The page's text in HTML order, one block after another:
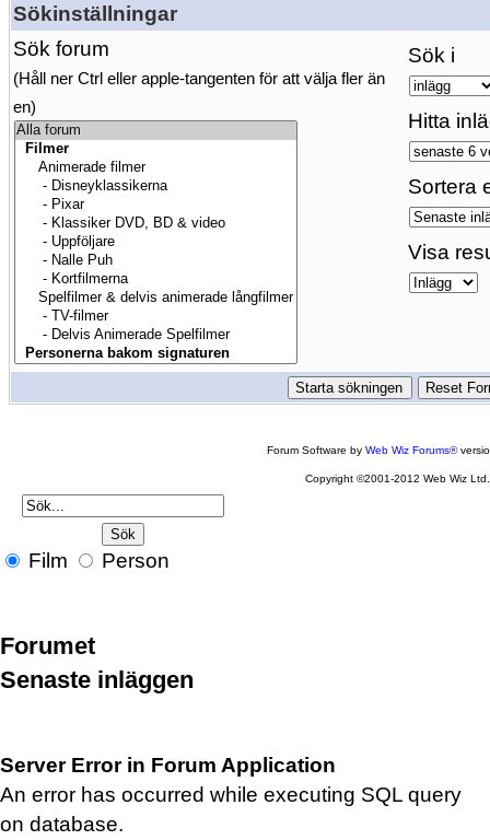
Sökinställningar
Sök forum
(Håll ner Ctrl eller apple-tangenten för att välja fler än
en)
Sök i
Hitta
Sortera
Visa
Forum Software byWeb Wiz Forums®
Copyright ©2001-2012 Web Wiz Ltd.
Film Person
Forumet
Senaste inläggen
Server Error in Forum Application
An error has occurred while executing SQL query
on database.